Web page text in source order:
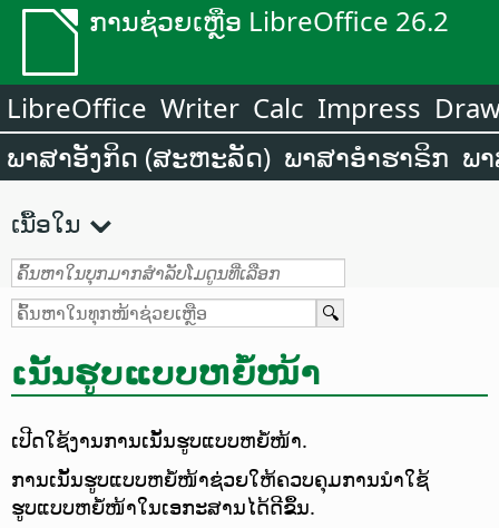
ການຊ່ວຍເຫຼືອ LibreOffice 26.2
LibreOffice Writer Calc Impress
ພາສາອັງກິດ (ສະຫະລັດ) ພາສາອຳຮາຣິກ ພ
ເນື້ອໃນ
ເນັ້ນຮູບແບບຫຍໍ້ໜ້າ
ເປີດໃຊ້ງານການເນັ້ນຮູບແບບຫຍໍ້ໜ້າ.
ການເນັ້ນຮູບແບບຫຍໍ້ໜ້າຊ່ວຍໃຫ້ຄວບຄຸມການນຳໃຊ້
ຮູບແບບຫຍໍ້ໜ້າໃນເອກະສານໄດ້ດີຂຶ້ນ.